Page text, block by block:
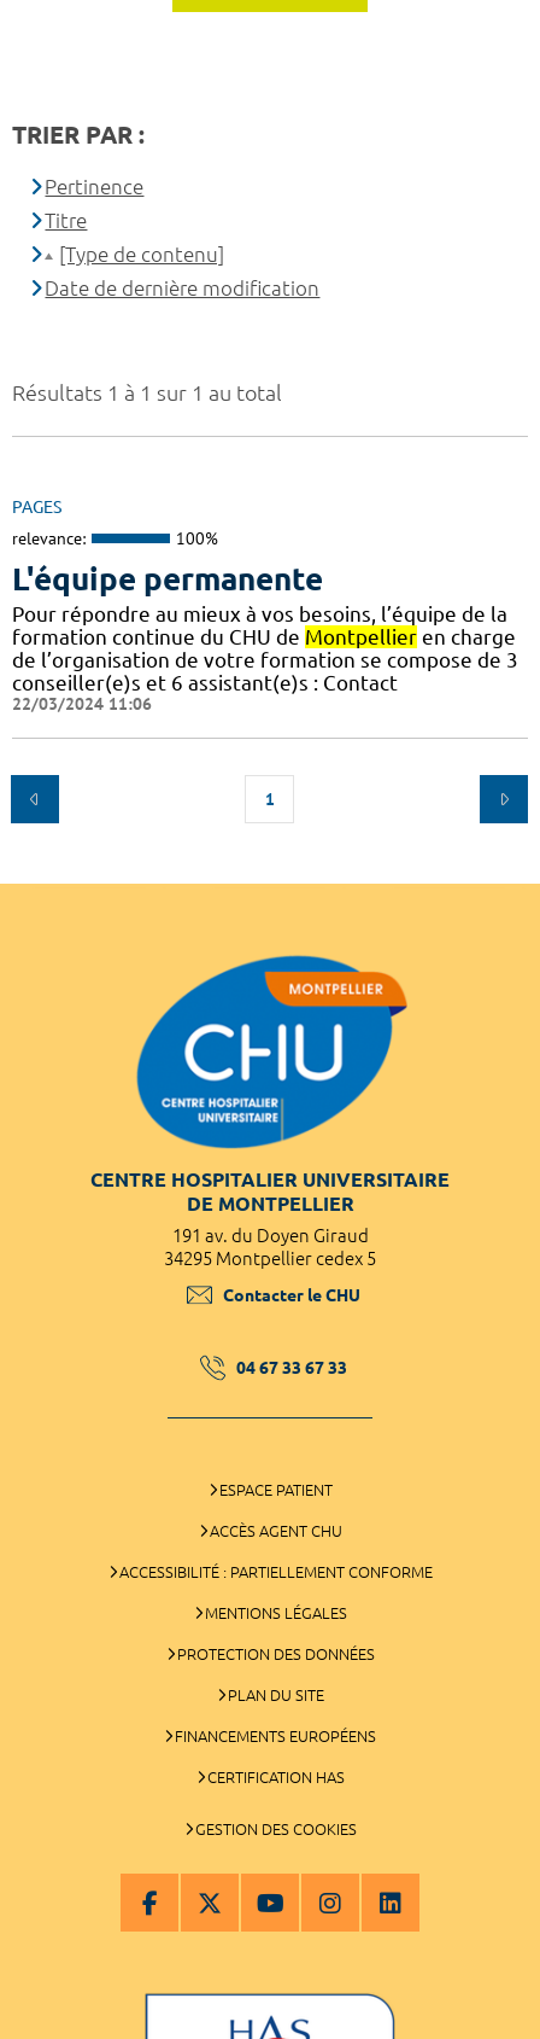
Résultats 1 à 1 sur 1 au total
PAGES
relevance: 100%
L'équipe permanente
Pour répondre au mieux à vos besoins, l’équipe de la
formation continue du CHU de Montpellier en charge
de l’organisation de votre formation se compose de 3
conseiller(e)s et 6 assistant(e)s : Contact
22/03/2024 11:06
1
TRIER PAR :
Pertinence
Titre
[Type de contenu]
Date de dernière modification
CENTRE HOSPITALIER UNIVERSITAIRE
DE MONTPELLIER
191 av. du Doyen Giraud
34295 Montpellier cedex 5
Contacter le CHU
04 67 33 67 33
ESPACE PATIENT
ACCÈS AGENT CHU
ACCESSIBILITÉ : PARTIELLEMENT CONFORME
MENTIONS LÉGALES
PROTECTION DES DONNÉES
PLAN DU SITE
FINANCEMENTS EUROPÉENS
CERTIFICATION HAS
GESTION DES COOKIES